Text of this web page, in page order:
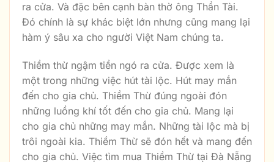
ra cửa. Và đặc bên cạnh bàn thờ ông Thần Tài.
Đó chính là sự khác biệt lớn nhưng cũng mang lại
hàm ý sâu xa cho người Việt Nam chúng ta.
Thiềm thừ ngậm tiền ngó ra cửa. Được xem là
một trong những việc hút tài lộc. Hút may mắn
đến cho gia chủ. Thiềm Thừ đúng ngoài đón
những luồng khí tốt đến cho gia chủ. Mang lại
cho gia chủ những may mắn. Những tài lộc mà bị
trôi ngoài kia. Thiềm Thừ sẽ đón hết và mang đến
cho gia chủ. Việc tìm mua Thiềm Thừ tại Đà Nẵng